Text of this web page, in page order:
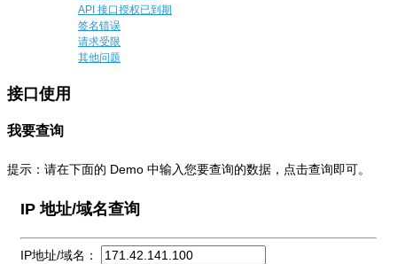
API 接口授权已到期
签名错误
请求受限
其他问题
接口使用
我要查询
提示：请在下面的 Demo 中输入您要查询的数据，点击查询即可。
IP 地址/域名查询
IP地址/域名：